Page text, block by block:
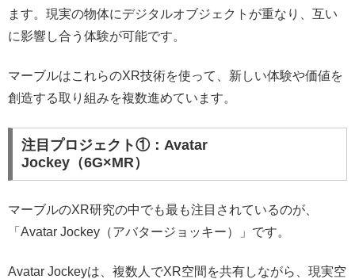
ます。現実の物体にデジタルオブジェクトが重なり、互い
に影響し合う体験が可能です。
マーブルはこれらのXR技術を使って、新しい体験や価値を
創造する取り組みを複数進めています。
注目プロジェクト①：Avatar
Jockey（6G×MR）
マーブルのXR研究の中でも最も注目されているのが、
「Avatar Jockey（アバタージョッキー）」です。
Avatar Jockeyは、複数人でXR空間を共有しながら、現実空